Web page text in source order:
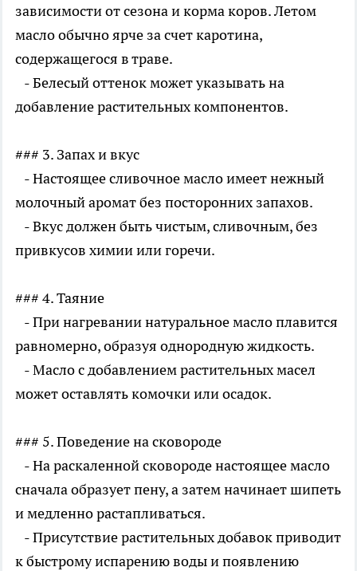
зависимости от сезона и корма коров. Летом
масло обычно ярче за счет каротина,
содержащегося в траве.
- Белесый оттенок может указывать на
добавление растительных компонентов.
### 3. Запах и вкус
- Настоящее сливочное масло имеет нежный
молочный аромат без посторонних запахов.
- Вкус должен быть чистым, сливочным, без
привкусов химии или горечи.
### 4. Таяние
- При нагревании натуральное масло плавится
равномерно, образуя однородную жидкость.
- Масло с добавлением растительных масел
может оставлять комочки или осадок.
### 5. Поведение на сковороде
- На раскаленной сковороде настоящее масло
сначала образует пену, а затем начинает шипеть
и медленно растапливаться.
- Присутствие растительных добавок приводит
к быстрому испарению воды и появлению